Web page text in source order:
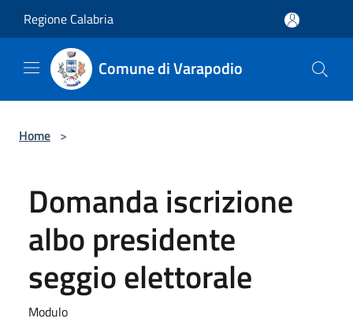
Regione Calabria
Comune di Varapodio
Home >
Domanda iscrizione
albo presidente
seggio elettorale
Modulo